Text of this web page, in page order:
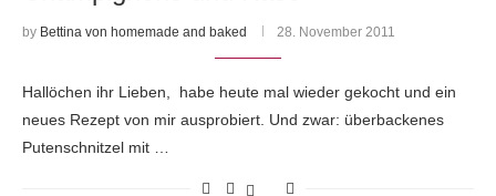
by Bettina von homemade and baked 28. November 2011
Hallöchen ihr Lieben, habe heute mal wieder gekocht und ein
neues Rezept von mir ausprobiert. Und zwar: überbackenes
Putenschnitzel mit …